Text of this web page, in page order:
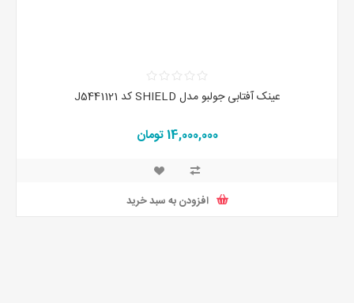
عینک آفتابی جولبو مدل SHIELD کد J5441121
14,000,000 تومان
افزودن به سبد خرید